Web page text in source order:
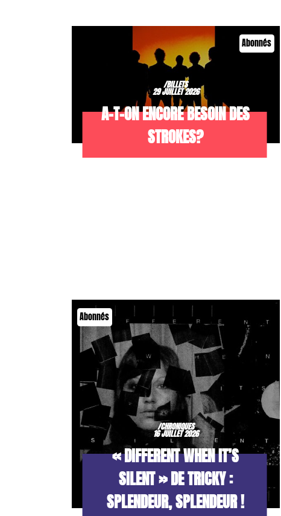
Abonnés
/BILLETS
29 JUILLET 2026
A-T-ON ENCORE BESOIN DES
STROKES?
Abonnés
/CHRONIQUES
16 JUILLET 2026
« DIFFERENT WHEN IT’S
SILENT » DE TRICKY :
SPLENDEUR, SPLENDEUR !